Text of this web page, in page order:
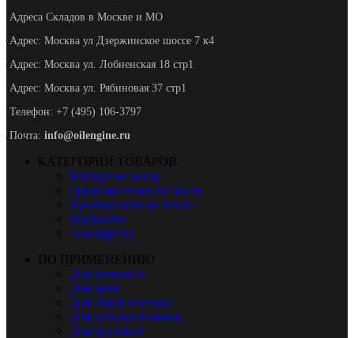
Адреса Складов в Москве и МО
Адрес: Москва ул Дзержинское шоссе 7 к4
Адрес: Москва ул. Лобненская 18 стр1
Адрес: Москва ул. Рябиновая 37 стр1
Телефон: +7 (495) 106-3797
Почта: info@oilengine.ru
КАТЕГОРИИ ТОВАРОВ
Моторные масла
Трансмиссионные масла
Промышленные масла
Жидкости
Антифризы
ПО ПРИМЕНЕНИЮ
Для легковых
Для мото
Для строй техники
Для сельхоз техники
Для грузовых